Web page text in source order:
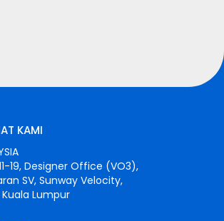
KAMI
19, Designer Office (VO3),
SV, Sunway Velocity,
Kuala Lumpur